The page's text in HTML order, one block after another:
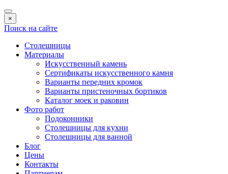
×
Поиск на сайте
Столешницы
Материалы
Искусственный камень
Сертификаты искусственного камня
Варианты передних кромок
Варианты пристеночных бортиков
Каталог моек и раковин
Фото работ
Подоконники
Столешницы для кухни
Столешницы для ванной
Блог
Цены
Контакты